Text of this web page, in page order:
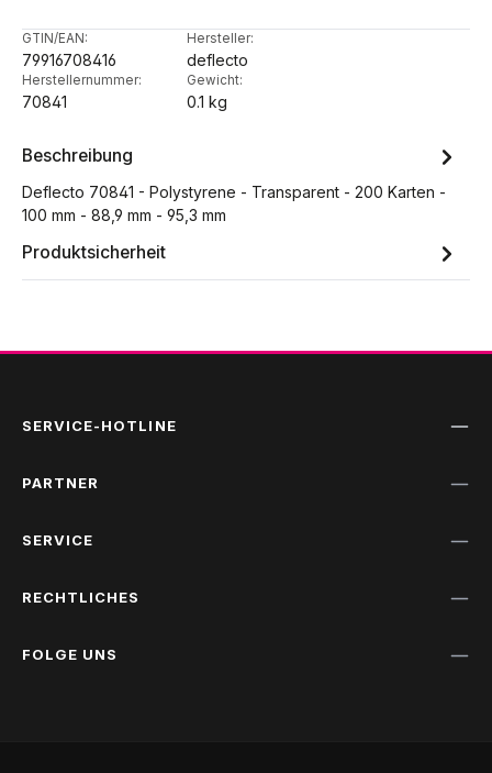
GTIN/EAN:
79916708416
Hersteller:
deflecto
Herstellernummer:
70841
Gewicht:
0.1 kg
Beschreibung
Deflecto 70841 - Polystyrene - Transparent - 200 Karten -
100 mm - 88,9 mm - 95,3 mm
Produktsicherheit
SERVICE-HOTLINE
PARTNER
SERVICE
RECHTLICHES
FOLGE UNS